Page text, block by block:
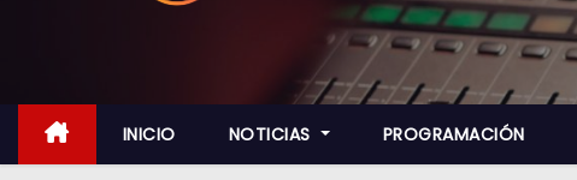
i
INICIO NOTICIAS PROGRAMACIÓN